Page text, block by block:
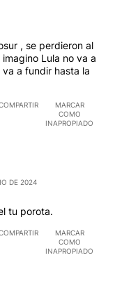
, se perdieron al
Lula no va a
a fundir hasta la
MARCAR
COMO
INAPROPIADO
DE 2024
tu porota.
MARCAR
COMO
INAPROPIADO